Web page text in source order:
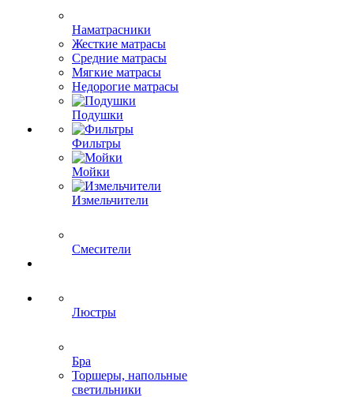
Наматрасники
Жесткие матрасы
Средние матрасы
Мягкие матрасы
Недорогие матрасы
Подушки
Фильтры
Мойки
Измельчители
Смесители
Люстры
Бра
Торшеры, напольные
светильники